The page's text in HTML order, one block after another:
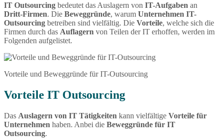
IT Outsourcing bedeutet das Auslagern von IT-Aufgaben an
Dritt-Firmen. Die Beweggründe, warum Unternehmen IT-
Outsourcing betreiben sind vielfältig. Die Vorteile, welche sich die
Firmen durch das Auflagern von Teilen der IT erhoffen, werden im
Folgenden aufgelistet.
Vorteile und Beweggründe für IT-Outsourcing
Vorteile IT Outsourcing
Das Auslagern von IT Tätigkeiten kann vielfältige Vorteile für
Unternehmen haben. Anbei die Beweggründe für IT
Outsourcing.